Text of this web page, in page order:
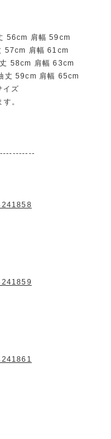
56cm 肩幅 59cm
57cm 肩幅 61cm
58cm 肩幅 63cm
丈 59cm 肩幅 65cm
ズ
。